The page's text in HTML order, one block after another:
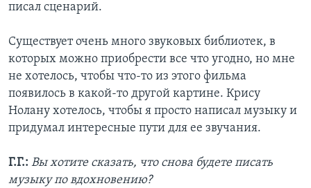
писал сценарий.
Существует очень много звуковых библиотек, в
которых можно приобрести все что угодно, но мне
не хотелось, чтобы что-то из этого фильма
появилось в какой-то другой картине. Крису
Нолану хотелось, чтобы я просто написал музыку и
придумал интересные пути для ее звучания.
Г.Г.: Вы хотите сказать, что снова будете писать
музыку по вдохновению?